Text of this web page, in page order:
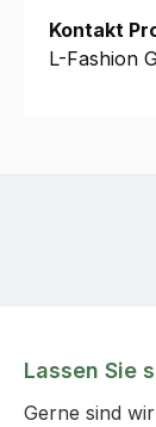
Kontakt
L-Fashion
Lassen Sie
Gerne sind